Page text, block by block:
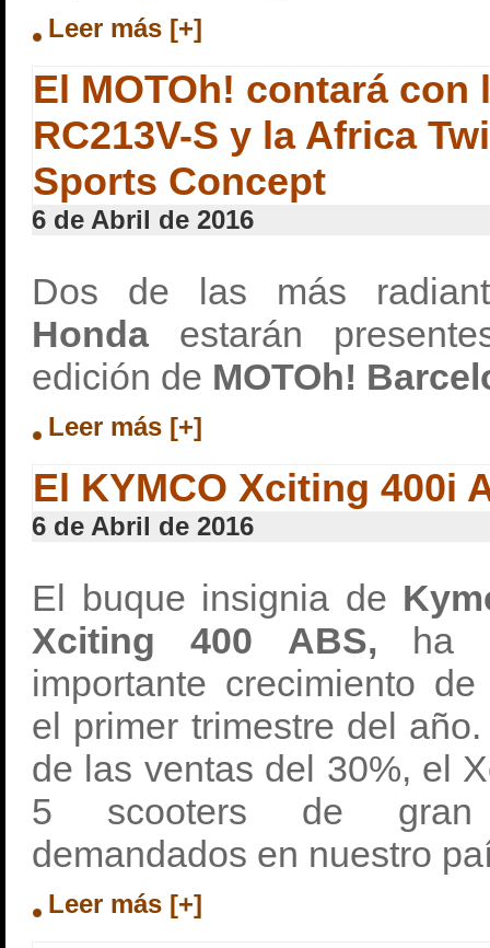
Leer más [+]
El MOTOh! contará con
RC213V-S y la Africa
Sports Concept
6 de Abril de 2016
Dos de las más
Honda estarán
edición de MOTOh!
Leer más [+]
El KYMCO Xciting 400i
6 de Abril de 2016
El buque insignia de
Xciting 400 ABS, ha
importante crecimiento
el primer trimestre del
de las ventas del 30%, el
5 scooters de gran
demandados en nuestro
Leer más [+]